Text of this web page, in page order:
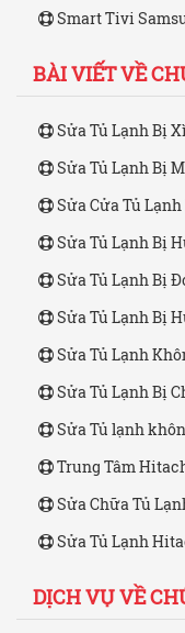
Smart Tivi
BÀI VIẾT VỀ
Sửa Tủ Lạnh Bị
Sửa Tủ Lạnh Bị
Sửa Cửa Tủ
Sửa Tủ Lạnh Bị
Sửa Tủ Lạnh Bị
Sửa Tủ Lạnh Bị
Sửa Tủ Lạnh
Sửa Tủ Lạnh Bị
Sửa Tủ lạnh
Trung Tâm
Sửa Chữa Tủ
Sửa Tủ Lạnh
DỊCH VỤ VỀ